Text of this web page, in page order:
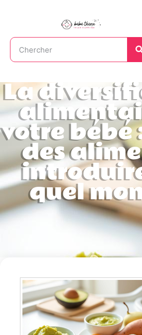
La
votre bébé
des
quel